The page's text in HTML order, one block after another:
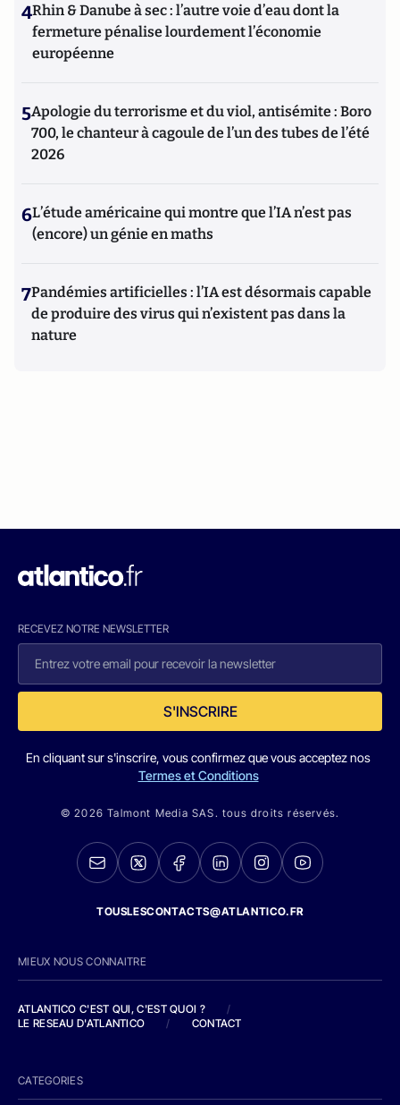
4Rhin & Danube à sec : l’autre voie d’eau dont la
fermeture pénalise lourdement l’économie
européenne
5Apologie du terrorisme et du viol, antisémite : Boro
700, le chanteur à cagoule de l’un des tubes de l’été
2026
6L’étude américaine qui montre que l’IA n’est pas
(encore) un génie en maths
7Pandémies artificielles : l’IA est désormais capable
de produire des virus qui n’existent pas dans la
nature
RECEVEZ NOTRE NEWSLETTER
S'INSCRIRE
En cliquant sur s'inscrire, vous confirmez que vous acceptez nos
Termes et Conditions
© 2026 Talmont Media SAS. tous droits réservés.
TOUSLESCONTACTS@ATLANTICO.FR
MIEUX NOUS CONNAITRE
ATLANTICO C'EST QUI, C'EST QUOI ?
/
LE RESEAU D'ATLANTICO
/ CONTACT
CATEGORIES